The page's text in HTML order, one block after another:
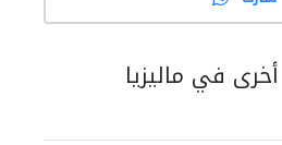
في ماليزيا